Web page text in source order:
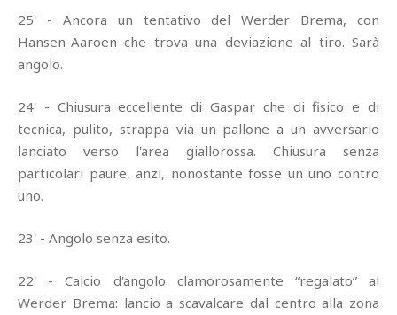
25' - Ancora un tentativo del Werder Brema, con
Hansen-Aaroen che trova una deviazione al tiro. Sarà
angolo.
24' - Chiusura eccellente di Gaspar che di fisico e di
tecnica, pulito, strappa via un pallone a un avversario
lanciato verso l'area giallorossa. Chiusura senza
particolari paure, anzi, nonostante fosse un uno contro
uno.
23' - Angolo senza esito.
22' - Calcio d'angolo clamorosamente “regalato” al
Werder Brema: lancio a scavalcare dal centro alla zona